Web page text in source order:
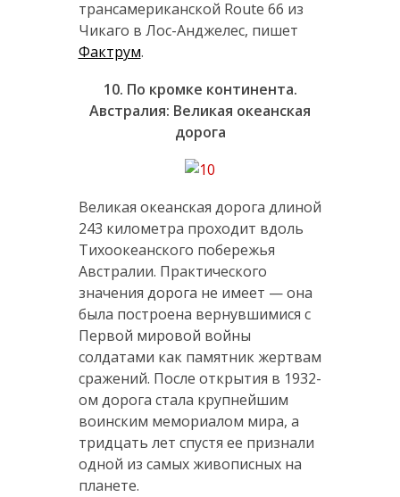
трансамериканской Route 66 из
Чикаго в Лос-Анджелес, пишет
Фактрум.
10. По кромке континента.
Австралия: Великая океанская
дорога
Великая океанская дорога длиной
243 километра проходит вдоль
Тихоокеанского побережья
Австралии. Практического
значения дорога не имеет — она
была построена вернувшимися с
Первой мировой войны
солдатами как памятник жертвам
сражений. После открытия в 1932-
ом дорога стала крупнейшим
воинским мемориалом мира, а
тридцать лет спустя ее признали
одной из самых живописных на
планете.